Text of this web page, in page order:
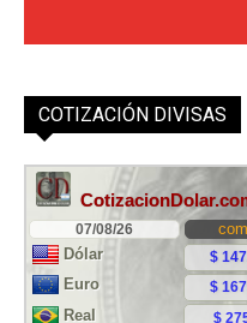
COTIZACIÓN DIVISAS